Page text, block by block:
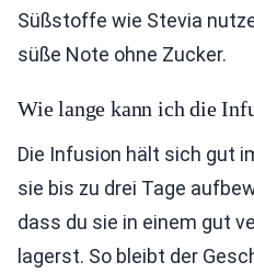
Süßstoffe wie Stevia
süße Note ohne Zucker.
Wie lange kann ich die
Die Infusion hält sich gut
sie bis zu drei Tage
dass du sie in einem gut
lagerst. So bleibt der